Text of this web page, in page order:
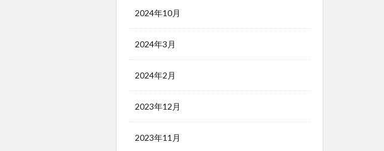
2024年10月
2024年3月
2024年2月
2023年12月
2023年11月